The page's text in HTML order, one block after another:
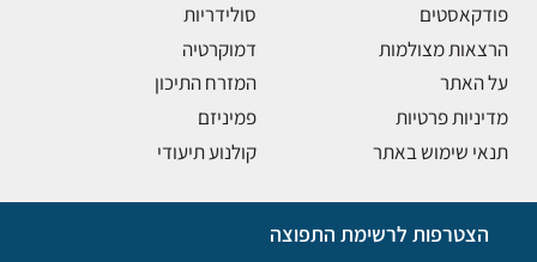
פודקאסטים
הרצאות מצולמות
על האתר
מדיניות פרטיות
תנאי שימוש באתר
סולידריות
דמוקרטיה
המזרח התיכון
פמיניזם
קולנוע תיעודי
הצטרפות לרשימת התפוצה